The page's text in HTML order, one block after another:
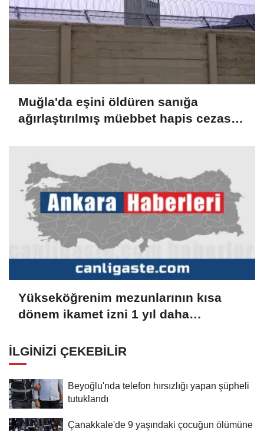
Muğla'da eşini öldüren sanığa
ağırlaştırılmış müebbet hapis cezası
Yükseköğrenim mezunlarının kısa
dönem ikamet izni 1 yıl daha
İLGINIZI ÇEKEBILIR
Beyoğlu'nda telefon hırsızlığı yapan şüpheli
tutuklandı
Çanakkale'de 9 yaşındaki çocuğun ölümüne